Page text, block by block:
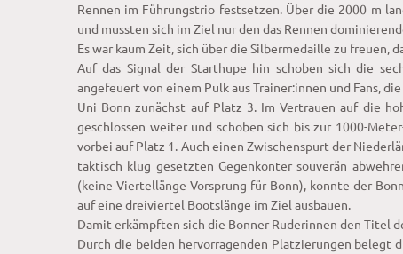
Rennen im Führungstrio festsetzen. Über die 2000 m
und mussten sich im Ziel nur den das Rennen
Es war kaum Zeit, sich über die Silbermedaille zu freuen,
Auf das Signal der Starthupe hin schoben sich die
angefeuert von einem Pulk aus Trainer:innen und Fans,
Uni Bonn zunächst auf Platz 3. Im Vertrauen auf die
geschlossen weiter und schoben sich bis zur 1000-
vorbei auf Platz 1. Auch einen Zwischenspurt der
taktisch klug gesetzten Gegenkonter souverän
(keine Viertellänge Vorsprung für Bonn), konnte der
auf eine dreiviertel Bootslänge im Ziel ausbauen.
Damit erkämpften sich die Bonner Ruderinnen den Titel
Durch die beiden hervorragenden Platzierungen belegt